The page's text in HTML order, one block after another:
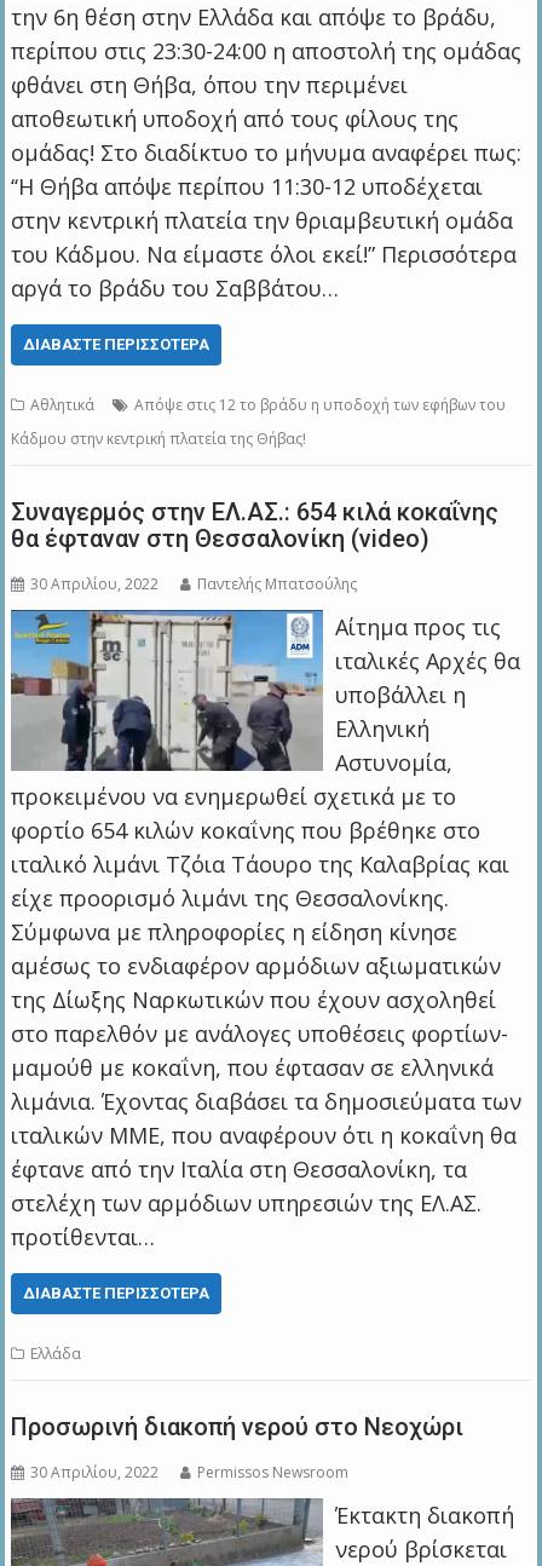
την 6η θέση στην Ελλάδα και απόψε το βράδυ,
περίπου στις 23:30-24:00 η αποστολή της ομάδας
φθάνει στη Θήβα, όπου την περιμένει
αποθεωτική υποδοχή από τους φίλους της
ομάδας! Στο διαδίκτυο το μήνυμα αναφέρει πως:
‘‘Η Θήβα απόψε περίπου 11:30-12 υποδέχεται
στην κεντρική πλατεία την θριαμβευτική ομάδα
του Κάδμου. Να είμαστε όλοι εκεί!” Περισσότερα
αργά το βράδυ του Σαββάτου…
ΔΙΑΒΆΣΤΕ ΠΕΡΙΣΣΌΤΕΡΑ
Αθλητικά
Απόψε στις 12 το βράδυ η υποδοχή των εφήβων του
Κάδμου στην κεντρική πλατεία της Θήβας!
Συναγερμός στην ΕΛ.ΑΣ.: 654 κιλά κοκαΐνης
θα έφταναν στη Θεσσαλονίκη (video)
30 Απριλίου, 2022 Παντελής Μπατσούλης
Αίτημα προς τις
ιταλικές Αρχές θα
υποβάλλει η
Ελληνική
Αστυνομία,
προκειμένου να ενημερωθεί σχετικά με το
φορτίο 654 κιλών κοκαΐνης που βρέθηκε στο
ιταλικό λιμάνι Τζόια Τάουρο της Καλαβρίας και
είχε προορισμό λιμάνι της Θεσσαλονίκης.
Σύμφωνα με πληροφορίες η είδηση κίνησε
αμέσως το ενδιαφέρον αρμόδιων αξιωματικών
της Δίωξης Ναρκωτικών που έχουν ασχοληθεί
στο παρελθόν με ανάλογες υποθέσεις φορτίων-
μαμούθ με κοκαΐνη, που έφτασαν σε ελληνικά
λιμάνια. Έχοντας διαβάσει τα δημοσιεύματα των
ιταλικών ΜΜΕ, που αναφέρουν ότι η κοκαΐνη θα
έφτανε από την Ιταλία στη Θεσσαλονίκη, τα
στελέχη των αρμόδιων υπηρεσιών της ΕΛ.ΑΣ.
προτίθενται…
ΔΙΑΒΆΣΤΕ ΠΕΡΙΣΣΌΤΕΡΑ
Ελλάδα
Προσωρινή διακοπή νερού στο Νεοχώρι
30 Απριλίου, 2022 Permissos Newsroom
Έκτακτη διακοπή
νερού βρίσκεται